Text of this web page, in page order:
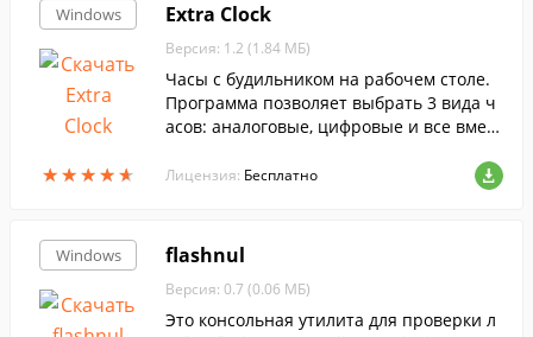
Windows
★★★★★
★★★★★
Extra Clock
Версия: 1.2 (1.84 МБ)
Часы с будильником на рабочем столе.
Программа позволяет выбрать 3 вида ч
асов: аналоговые, цифровые и все вмест
Лицензия: Бесплатно
Windows flashnul
Версия: 0.7 (0.06 МБ)
Это консольная утилита для проверки л